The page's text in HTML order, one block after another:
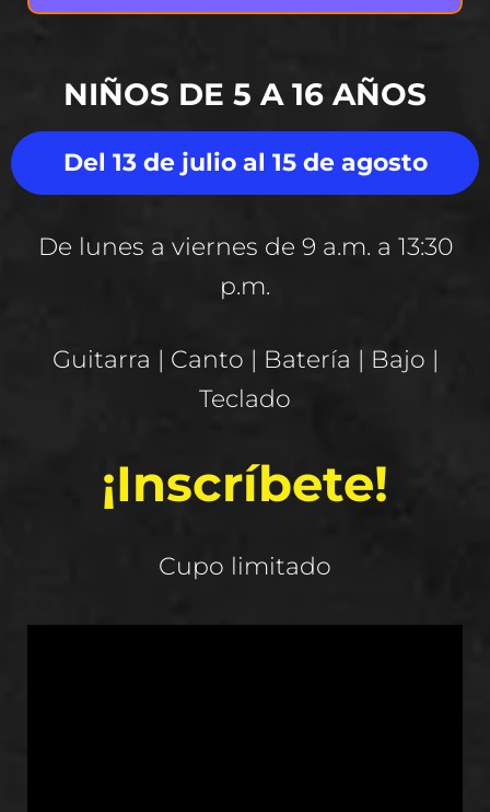
NIÑOS DE 5 A 16 AÑOS
Del 13 de julio al 15 de agosto
De lunes a viernes de 9 a.m. a 13:30
p.m.
Guitarra | Canto | Batería | Bajo |
Teclado
¡Inscríbete!
Cupo limitado